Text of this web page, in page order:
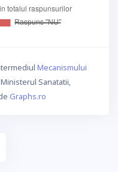
Mecanismului
Sanatatii,
Graphs.ro